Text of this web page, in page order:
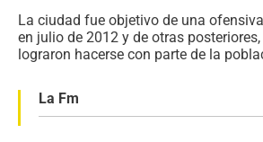
La ciudad fue objetivo de una
en julio de 2012 y de otras
lograron hacerse con parte de la
La Fm